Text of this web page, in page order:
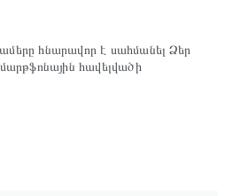
հնարավոր է սահմանել Ձեր
հավելվածի